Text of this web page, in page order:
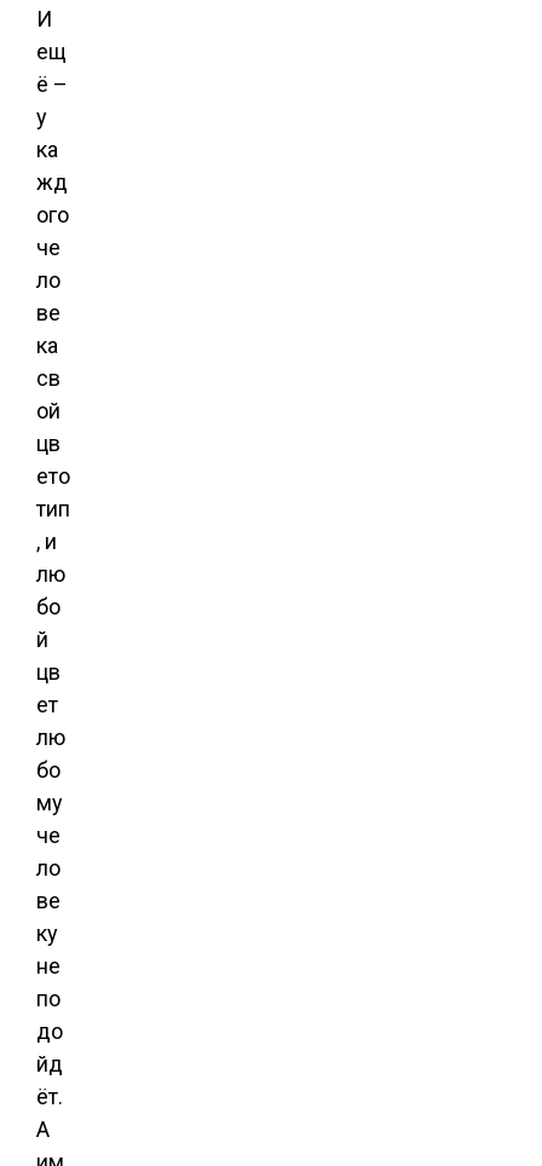
И
ещ
ё –
у
ка
жд
ого
че
ло
ве
ка
св
ой
цв
ето
тип
, и
лю
бо
й
цв
ет
лю
бо
му
че
ло
ве
ку
не
по
до
йд
ёт.
А